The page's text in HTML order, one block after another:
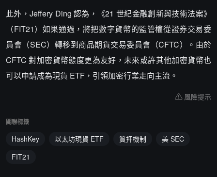
此外，Jeffery Ding 認為，《21 世紀金融創新與技術法案》
（FIT21）如果通過，將把數字貨幣的監管權從證券交易委
員會（SEC）轉移到商品期貨交易委員會（CFTC）。由於
CFTC 對加密貨幣態度更為友好，未來或許其他加密貨幣也
可以申請成為現貨 ETF，引領加密行業走向主流。
風險提示
關聯標籤
HashKey 以太坊現貨 ETF 質押機制
美 SEC
FIT21